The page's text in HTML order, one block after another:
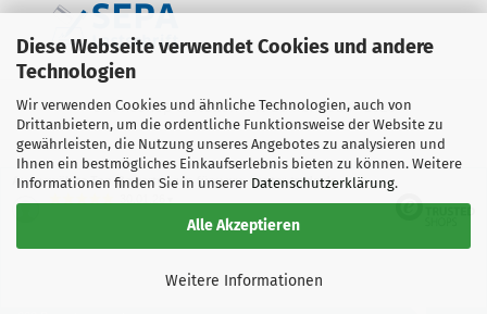
Diese Webseite verwendet Cookies und andere
Technologien
Wir verwenden Cookies und ähnliche Technologien, auch von
Drittanbietern, um die ordentliche Funktionsweise der Website zu
gewährleisten, die Nutzung unseres Angebotes zu analysieren und
Ihnen ein bestmögliches Einkaufserlebnis bieten zu können. Weitere
Informationen finden Sie in unserer Datenschutzerklärung.
Alle Akzeptieren
Weitere Informationen
Onlineshop erstellenmit Gambio.de © 2026
Ausgewählte Top-Bewertungen für www.copter-trade.de